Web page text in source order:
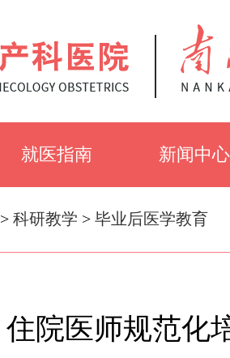
就医指南
就诊须知
新闻中心
党建工作
> 科研教学 > 毕业后医学教育
住院医师规范化